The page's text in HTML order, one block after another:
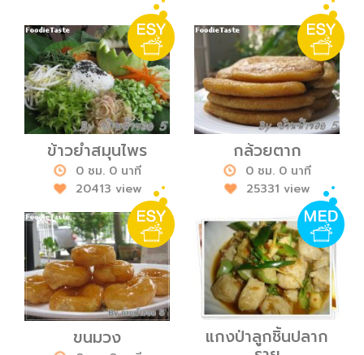
ข้าวยำสมุนไพร
0 ชม. 0 นาที
20413 view
กล้วยตาก
0 ชม. 0 นาที
25331 view
ขนมวง แกงป่าลูกชิ้นปลาก